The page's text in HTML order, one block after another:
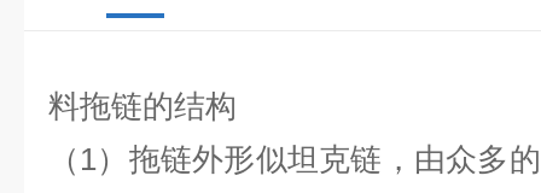
料拖链的结构
（1）拖链外形似坦克链，由众多